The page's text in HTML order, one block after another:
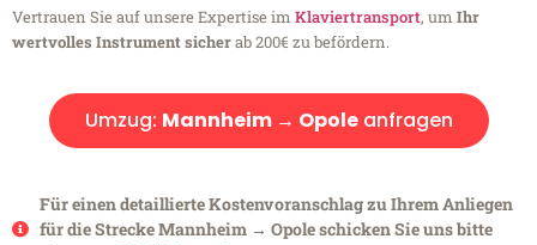
Vertrauen Sie auf unsere Expertise im Klaviertransport, um Ihr
wertvolles Instrument sicherab 200€ zu befördern.
Umzug: Mannheim → Opoleanfragen
Für einen detaillierte Kostenvoranschlag zu Ihrem Anliegen
für die Strecke Mannheim → Opole schicken Sie uns bitte